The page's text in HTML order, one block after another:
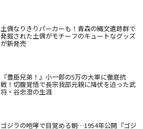
土偶なりきりパーカーも！青森の縄文遺跡群で
発掘された土偶がモチーフのキュートなグッズ
が新発売
『豊臣兄弟！』小一郎の5万の大軍に徹底抗
戦！切腹覚悟で長宗我部元親に降伏を迫った武
将・谷忠澄の生涯
ゴジラの咆哮で目覚める朝…1954年公開『ゴジ